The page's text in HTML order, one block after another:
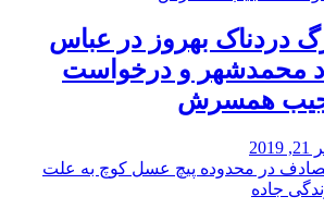
دردناک بهروز در عباس
محمدشهر و درخواست
همسرش